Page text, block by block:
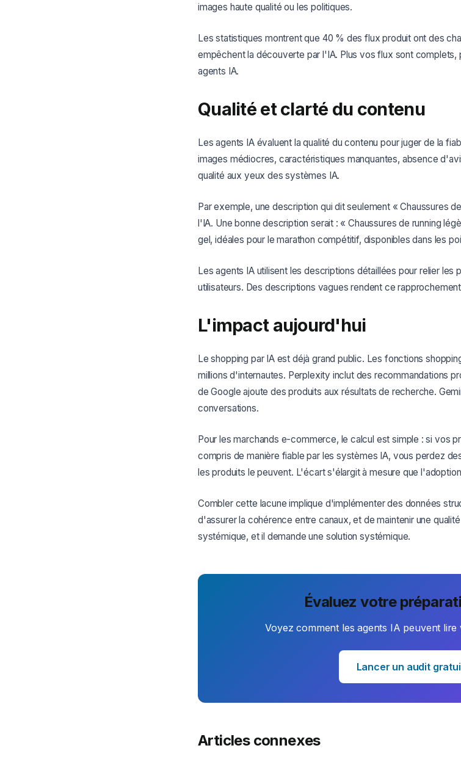
images haute qualité ou les politiques.
Les statistiques montrent que 40 % des flux produit ont des
empêchent la découverte par l'IA. Plus vos flux sont complets,
agents IA.
Qualité et clarté du contenu
Les agents IA évaluent la qualité du contenu pour juger de la
images médiocres, caractéristiques manquantes, absence
qualité aux yeux des systèmes IA.
Par exemple, une description qui dit seulement « Chaussures
l'IA. Une bonne description serait : « Chaussures de running
gel, idéales pour le marathon compétitif, disponibles dans les
Les agents IA utilisent les descriptions détaillées pour relier
utilisateurs. Des descriptions vagues rendent ce
L'impact aujourd'hui
Le shopping par IA est déjà grand public. Les fonctions
millions d'internautes. Perplexity inclut des recommandations
de Google ajoute des produits aux résultats de recherche.
conversations.
Pour les marchands e-commerce, le calcul est simple : si vos
compris de manière fiable par les systèmes IA, vous perdez
les produits le peuvent. L'écart s'élargit à mesure que
Combler cette lacune implique d'implémenter des données
d'assurer la cohérence entre canaux, et de maintenir une
systémique, et il demande une solution systémique.
Évaluez votre
Voyez comment les agents IA peuvent
Lancer un audit
Articles connexes